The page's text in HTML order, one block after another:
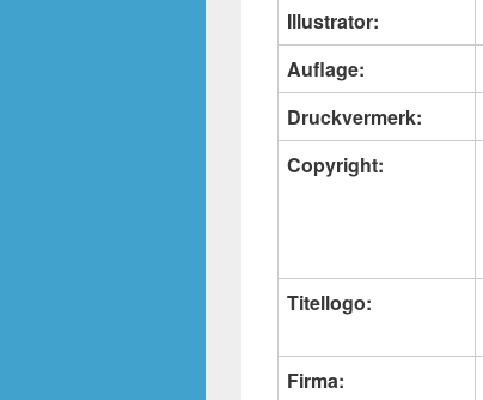
Illustrator:
Auflage:
Druckvermerk:
Copyright:
Titellogo:
Firma: